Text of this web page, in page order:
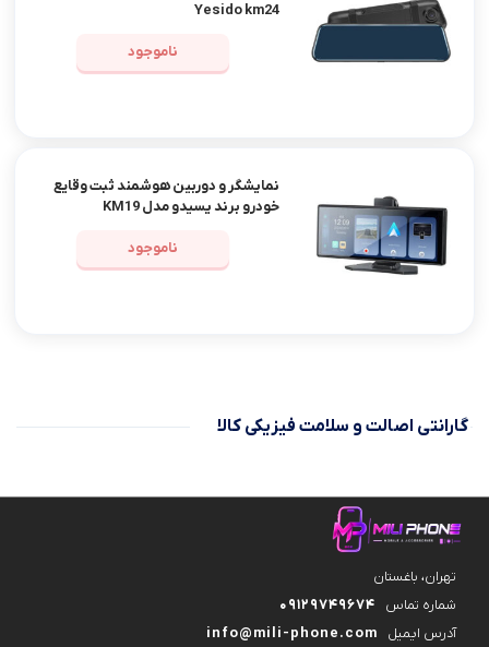
Yesido km24
ناموجود
نمایشگر و دوربین هوشمند ثبت وقایع
خودرو برند یسیدو مدل KM19
ناموجود
گارانتی اصالت و سلامت فیزیکی کالا
تهران، باغستان
شماره تماس
09129749674
آدرس ایمیل
info@mili-phone.com